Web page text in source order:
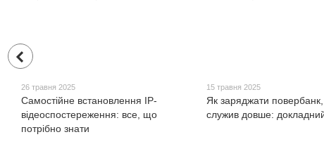
26 травня 2025
Самостійне встановлення IP-
відеоспостереження: все, що
потрібно знати
15 травня 2025
Як заряджати
служив довше: